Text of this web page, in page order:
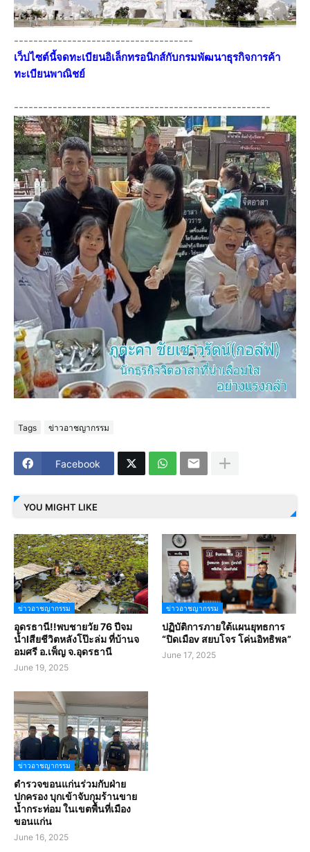
-------------------------------------
เว็ปไซต์นี้จดทะเบียนอิเล็กทรอนิกส์กับกรมพัฒนาธุรกิจการค้า
ทะเบียนพาณิชย์
-----------------------------------------------------
Tags ข่าวอาชญากรรม
Facebook
YOU MIGHT LIKE
ข่าวอาชญากรรม
อุดรธานี!!พบชายวัย 76 ปีจม
น้ำlสียชีวิตหลังโป๊ะล่ม ที่บ้านจ
อมศรี อ.เพ็ญ จ.อุดรธานี
June 19, 2025
ข่าวอาชญากรรม
ปฏิบัติการภายใต้แผนยุทธการ
“ปิดเมือv สยบโจร โค่นอิทธิพล”
June 17, 2025
ข่าวอาชญากรรม
ตำรวจขอนแก่นร่วมกับฝ่าย
ปกครอง บุกเข้าจับกุมร้านขาย
น้ำกระท่อม ในเขตพื้นที่เมือง
ขอนแก่น
June 16, 2025